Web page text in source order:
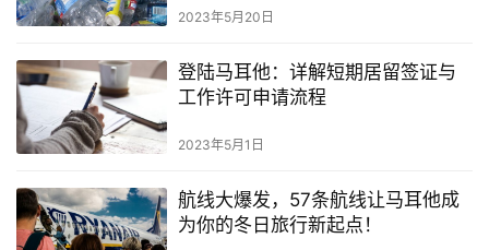
址
航
2023年5月20日
登陆马耳他：详解短期居留签证与
工作许可申请流程
2023年5月1日
航线大爆发，57条航线让马耳他成
为你的冬日旅行新起点！